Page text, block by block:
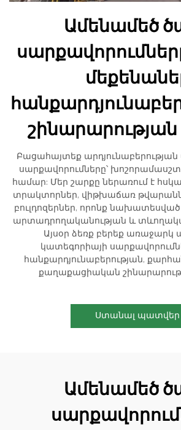
Ամենամեծ
Բացահայտեք
սարքավորումները՝
համար: Մեր շարքը ներառում է
տրակտորներ, վիթխաճառ
բուլդոզերներ, որոնք
արտադրողականության և
Այսօր ձեռք բերեք առաջարկ
կատեգորիայի
հանքարդյունաբերության,
քաղաքացիական
Ստանալ պատվեր
Ամենամեծ